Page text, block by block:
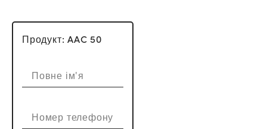
Продукт: AAC 50